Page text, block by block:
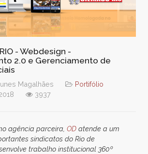
- Webdesign -
2.0 e Gerenciamento de
Magalhães
Portifólio
3937
agência parceira, OD atende a um
sindicatos do Rio de
trabalho institucional 360º